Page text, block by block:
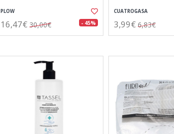
PLOW
16,47€ 30,00€ - 45%
CUATROGASA
3,99€ 6,83€